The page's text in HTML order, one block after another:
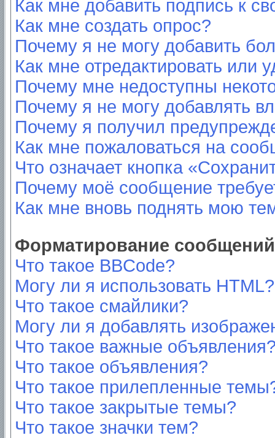
Как мне добавить подпись к
Как мне создать опрос?
Почему я не могу добавить
Как мне отредактировать или
Почему мне недоступны
Почему я не могу добавлять
Почему я получил
Как мне пожаловаться на
Что означает кнопка
Почему моё сообщение
Как мне вновь поднять мою
Форматирование
Что такое BBCode?
Могу ли я использовать HTML?
Что такое смайлики?
Могу ли я добавлять
Что такое важные
Что такое объявления?
Что такое прилепленные
Что такое закрытые темы?
Что такое значки тем?